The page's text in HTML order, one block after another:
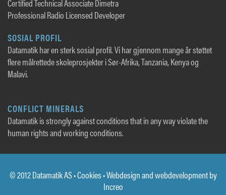
Certified Technical Associate Dimetra
Professional Radio Licensed Developer
SOSIAL PROFIL
Datamatik har en sterk sosial profil. Vi har gjennom mange år støttet
flere målrettede skoleprosjekter i Sør-Afrika, Tanzania, Kenya og
Malavi.
CONFLICT MINERALS
Datamatik is strongly against conditions that in any way violate the
human rights and working conditions.
© 2012 Datamatik AS •Cookies • Webdesign and webdevelopment by
Increo